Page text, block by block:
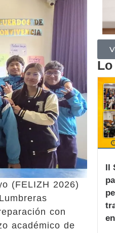
(FELIZH 2026)
con
académico de
II